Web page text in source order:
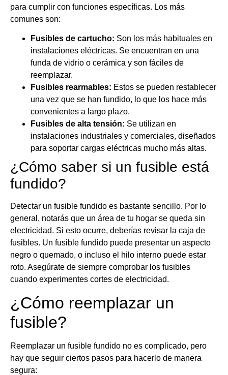
para cumplir con funciones específicas. Los más
comunes son:
Fusibles de cartucho: Son los más habituales en
instalaciones eléctricas. Se encuentran en una
funda de vidrio o cerámica y son fáciles de
reemplazar.
Fusibles rearmables: Estos se pueden restablecer
una vez que se han fundido, lo que los hace más
convenientes a largo plazo.
Fusibles de alta tensión: Se utilizan en
instalaciones industriales y comerciales, diseñados
para soportar cargas eléctricas mucho más altas.
¿Cómo saber si un fusible está
fundido?
Detectar un fusible fundido es bastante sencillo. Por lo
general, notarás que un área de tu hogar se queda sin
electricidad. Si esto ocurre, deberías revisar la caja de
fusibles. Un fusible fundido puede presentar un aspecto
negro o quemado, o incluso el hilo interno puede estar
roto. Asegúrate de siempre comprobar los fusibles
cuando experimentes cortes de electricidad.
¿Cómo reemplazar un
fusible?
Reemplazar un fusible fundido no es complicado, pero
hay que seguir ciertos pasos para hacerlo de manera
segura: